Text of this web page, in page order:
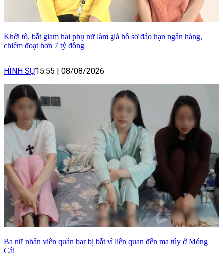
Khởi tố, bắt giam hai phụ nữ làm giả hồ sơ đáo hạn ngân hàng,
chiếm đoạt hơn 7 tỷ đồng
HÌNH SỰ15:55 08/08/2026
Ba nữ nhân viên quán bar bị bắt vì liên quan đến ma túy ở Móng
Cái